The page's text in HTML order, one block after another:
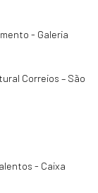
- Galeria
Correios – São
- Caixa